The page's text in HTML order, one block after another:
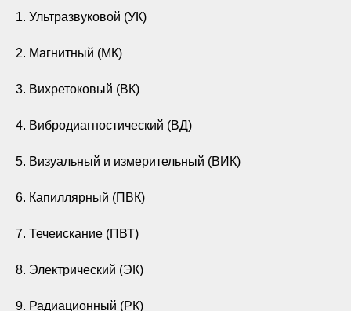
1. Ультразвуковой (УК)
2. Магнитный (МК)
3. Вихретоковый (ВК)
4. Вибродиагностический (ВД)
5. Визуальный и измерительный (ВИК)
6. Капиллярный (ПВК)
7. Течеискание (ПВТ)
8. Электрический (ЭК)
9. Радиационный (РК)